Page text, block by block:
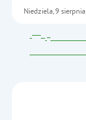
Niedziela, 9 sierpnia